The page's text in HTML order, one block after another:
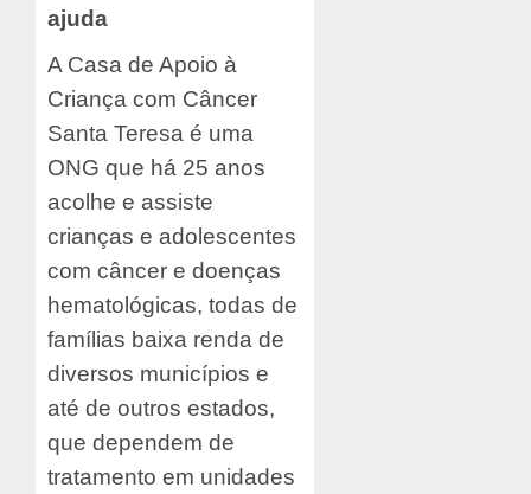
ajuda
A Casa de Apoio à
Criança com Câncer
Santa Teresa é uma
ONG que há 25 anos
acolhe e assiste
crianças e adolescentes
com câncer e doenças
hematológicas, todas de
famílias baixa renda de
diversos municípios e
até de outros estados,
que dependem de
tratamento em unidades